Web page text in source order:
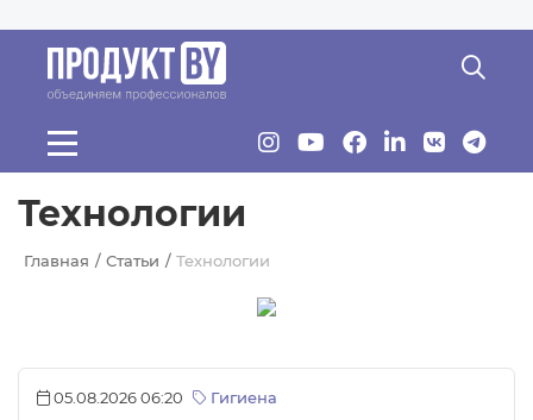
Технологии
Главная Статьи Технологии
05.08.2026 06:20 Гигиена